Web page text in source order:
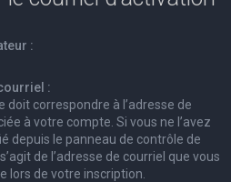
:
:
doit correspondre à l’adresse de
à votre compte. Si vous ne l’avez
depuis le panneau de contrôle de
de l’adresse de courriel que vous
lors de votre inscription.